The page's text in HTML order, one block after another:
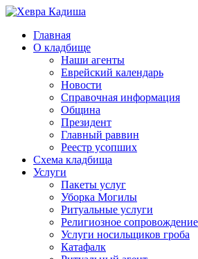
Главная
О кладбище
Наши агенты
Еврейский календарь
Новости
Справочная информация
Община
Президент
Главный раввин
Реестр усопших
Схема кладбища
Услуги
Пакеты услуг
Уборка Могилы
Ритуальные услуги
Религиозное сопровождение
Услуги носильщиков гроба
Катафалк